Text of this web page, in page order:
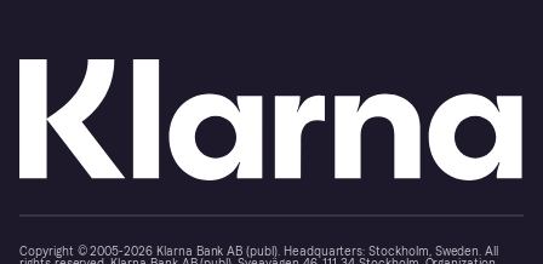
Copyright © 2005-2026 Klarna Bank AB (publ). Headquarters: Stockholm, Sweden. All